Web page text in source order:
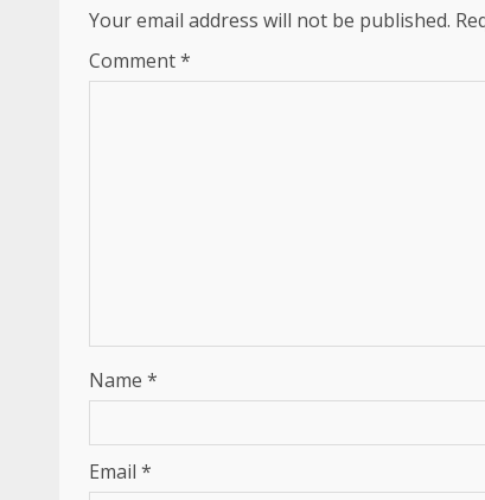
Your email address will not be published.
Comment*
Name *
Email *